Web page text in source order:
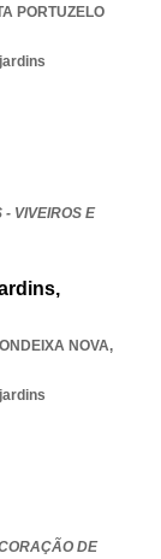
PORTUZELO
VIVEIROS E
NOVA,
DE